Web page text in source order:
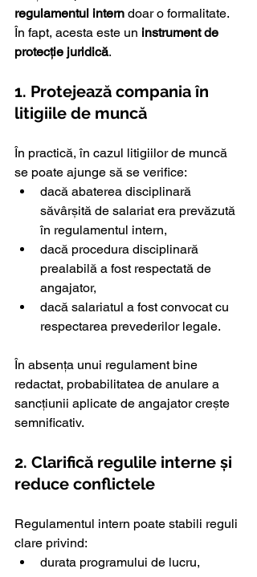
regulamentul intern doar o formalitate.
În fapt, acesta este un instrument de
protecție juridică.
1. Protejează compania în
litigiile de muncă
În practică, în cazul litigiilor de muncă
se poate ajunge să se verifice:
dacă abaterea disciplinară
săvârșită de salariat era prevăzută
în regulamentul intern,
dacă procedura disciplinară
prealabilă a fost respectată de
angajator,
dacă salariatul a fost convocat cu
respectarea prevederilor legale.
În absența unui regulament bine
redactat, probabilitatea de anulare a
sancțiunii aplicate de angajator crește
semnificativ.
2. Clarifică regulile interne și
reduce conflictele
Regulamentul intern poate stabili reguli
clare privind:
durata programului de lucru,